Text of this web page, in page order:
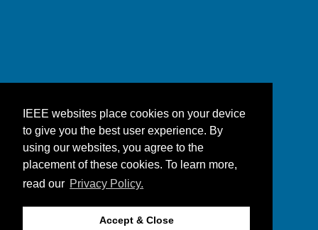
IEEE websites place cookies on your device
to give you the best user experience. By
using our websites, you agree to the
placement of these cookies. To learn more,
read our Privacy Policy.
Accept & Close